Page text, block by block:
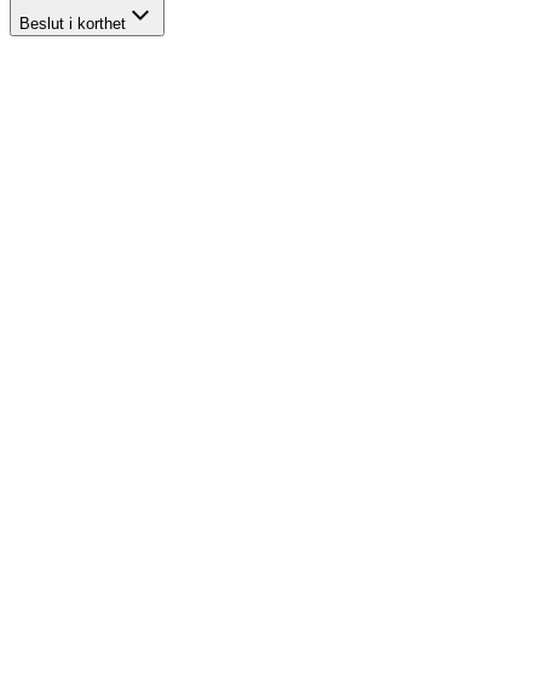
Beslut i korthet